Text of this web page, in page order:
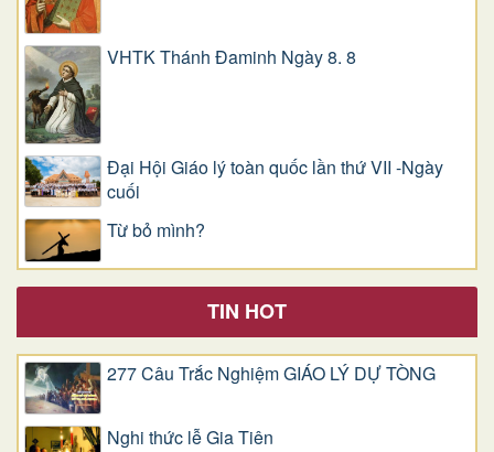
VHTK Thánh Đaminh Ngày 8. 8
Đại Hội Giáo lý toàn quốc lần thứ VII -Ngày
cuối
Từ bỏ mình?
TIN HOT
277 Câu Trắc Nghiệm GIÁO LÝ DỰ TÒNG
Nghi thức lễ Gia Tiên